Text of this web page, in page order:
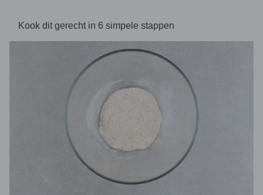
Kook dit gerecht in 6 simpele stappen